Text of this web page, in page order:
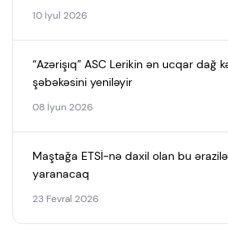
10 İyul 2026
“Azərişıq” ASC Lerikin ən ucqar dağ
şəbəkəsini yeniləyir
08 İyun 2026
Maştağa ETSİ-nə daxil olan bu
yaranacaq
23 Fevral 2026